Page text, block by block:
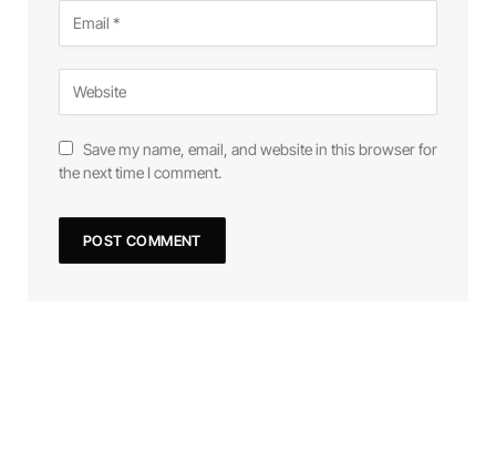
Save my name, email, and website in this browser for
the next time I comment.